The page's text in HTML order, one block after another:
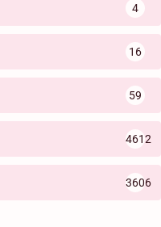
4
16
59
4612
3606